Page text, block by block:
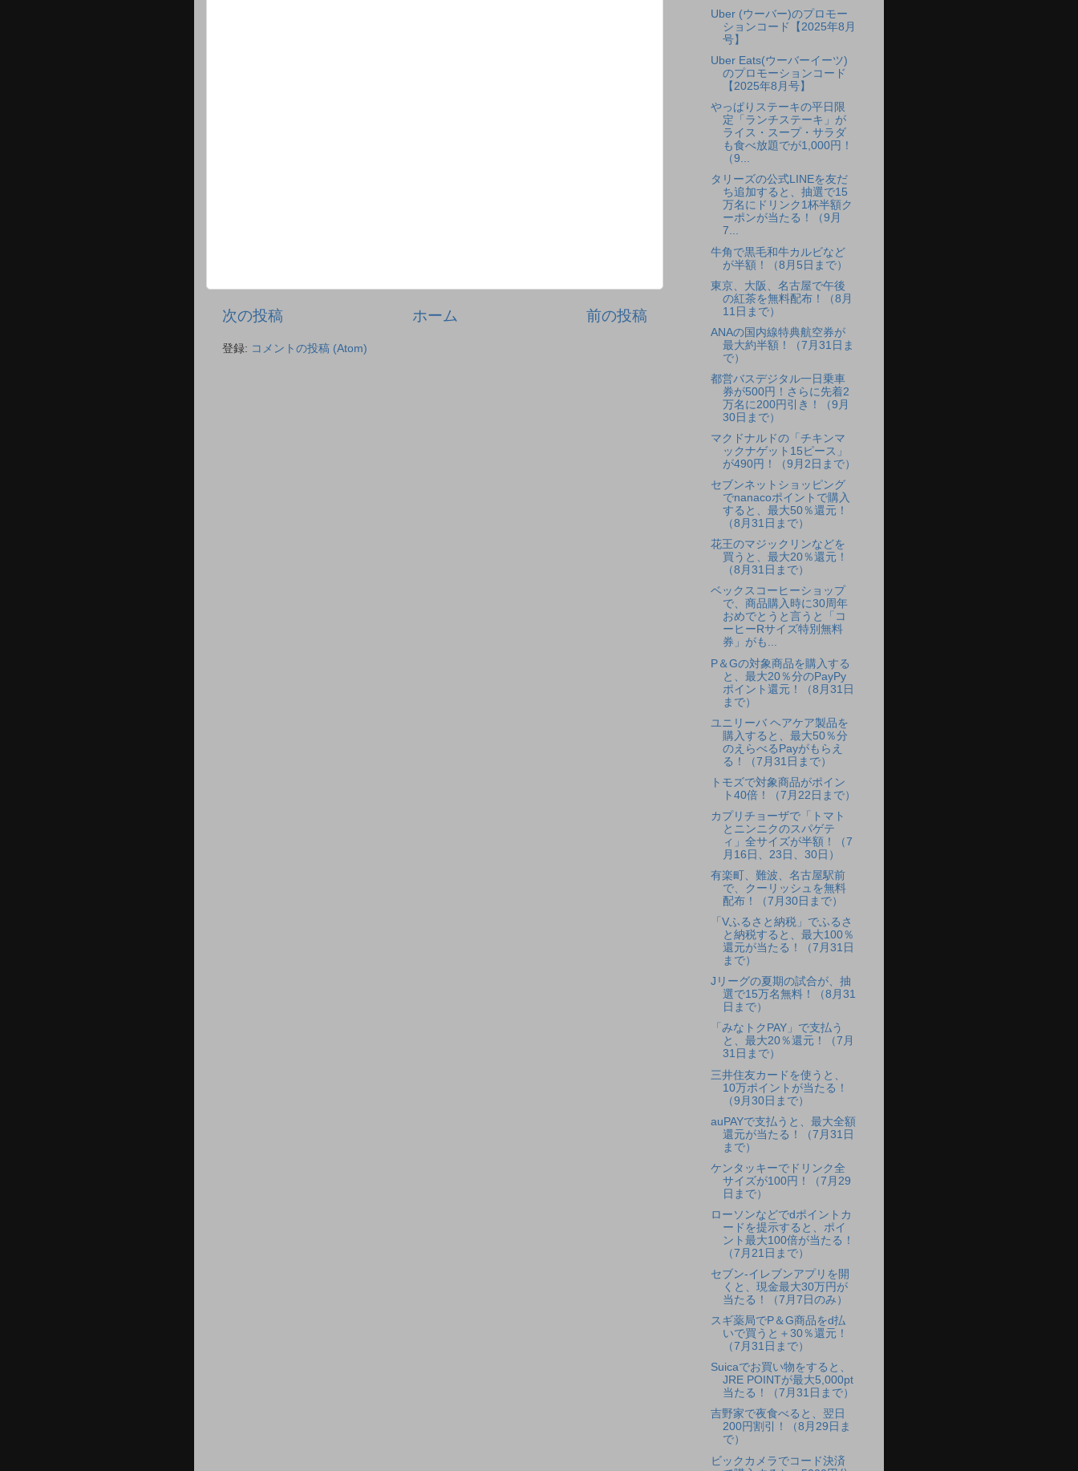
次の投稿 前の投稿
ホーム
登録: コメントの投稿 (Atom)
Uber (ウーバー)のプロモー
ションコード【2025年8月
号】
Uber Eats(ウーバーイーツ)
のプロモーションコード
【2025年8月号】
やっぱりステーキの平日限
定「ランチステーキ」が
ライス・スープ・サラダ
も食べ放題でが1,000円！
（9...
タリーズの公式LINEを友だ
ち追加すると、抽選で15
万名にドリンク1杯半額ク
ーポンが当たる！（9月
7...
牛角で黒毛和牛カルビなど
が半額！（8月5日まで）
東京、大阪、名古屋で午後
の紅茶を無料配布！（8月
11日まで）
ANAの国内線特典航空券が
最大約半額！（7月31日ま
で）
都営バスデジタル一日乗車
券が500円！さらに先着2
万名に200円引き！（9月
30日まで）
マクドナルドの「チキンマ
ックナゲット15ピース」
が490円！（9月2日まで）
セブンネットショッピング
でnanacoポイントで購入
すると、最大50％還元！
（8月31日まで）
花王のマジックリンなどを
買うと、最大20％還元！
（8月31日まで）
ベックスコーヒーショップ
で、商品購入時に30周年
おめでとうと言うと「コ
ーヒーRサイズ特別無料
券」がも...
P＆Gの対象商品を購入する
と、最大20％分のPayPy
ポイント還元！（8月31日
まで）
ユニリーバ ヘアケア製品を
購入すると、最大50％分
のえらべるPayがもらえ
る！（7月31日まで）
トモズで対象商品がポイン
ト40倍！（7月22日まで）
カプリチョーザで「トマト
とニンニクのスパゲテ
ィ」全サイズが半額！（7
月16日、23日、30日）
有楽町、難波、名古屋駅前
で、クーリッシュを無料
配布！（7月30日まで）
「Vふるさと納税」でふるさ
と納税すると、最大100％
還元が当たる！（7月31日
まで）
Jリーグの夏期の試合が、抽
選で15万名無料！（8月31
日まで）
「みなトクPAY」で支払う
と、最大20％還元！（7月
31日まで）
三井住友カードを使うと、
10万ポイントが当たる！
（9月30日まで）
auPAYで支払うと、最大全額
還元が当たる！（7月31日
まで）
ケンタッキーでドリンク全
サイズが100円！（7月29
日まで）
ローソンなどでdポイントカ
ードを提示すると、ポイ
ント最大100倍が当たる！
（7月21日まで）
セブン‐イレブンアプリを開
くと、現金最大30万円が
当たる！（7月7日のみ）
スギ薬局でP＆G商品をd払
いで買うと＋30％還元！
（7月31日まで）
Suicaでお買い物をすると、
JRE POINTが最大5,000pt
当たる！（7月31日まで）
吉野家で夜食べると、翌日
200円割引！（8月29日ま
で）
ビックカメラでコード決済